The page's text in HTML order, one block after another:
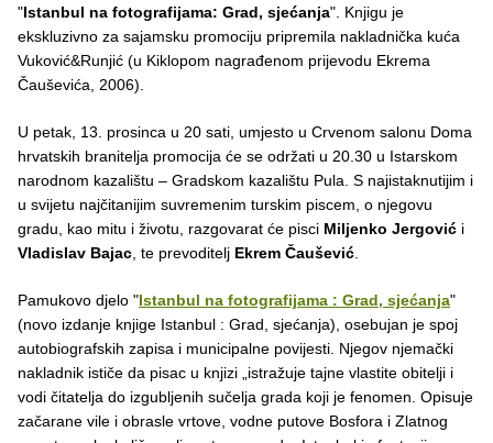
"Istanbul na fotografijama: Grad, sjećanja". Knjigu je
ekskluzivno za sajamsku promociju pripremila nakladnička kuća
Vuković&Runjić (u Kiklopom nagrađenom prijevodu Ekrema
Čauševića, 2006).
U petak, 13. prosinca u 20 sati, umjesto u Crvenom salonu Doma
hrvatskih branitelja promocija će se održati u 20.30 u Istarskom
narodnom kazalištu – Gradskom kazalištu Pula. S najistaknutijim i
u svijetu najčitanijim suvremenim turskim piscem, o njegovu
gradu, kao mitu i životu, razgovarat će pisci Miljenko Jergović i
Vladislav Bajac , te prevoditelj Ekrem Čaušević
Pamukovo djelo "Istanbul na fotografijama : Grad, sjećanja"
(novo izdanje knjige Istanbul : Grad, sjećanja), osebujan je spoj
autobiografskih zapisa i municipalne povijesti. Njegov njemački
nakladnik ističe da pisac u knjizi „istražuje tajne vlastite obitelji i
vodi čitatelja do izgubljenih sučelja grada koji je fenomen. Opisuje
začarane vile i obrasle vrtove, vodne putove Bosfora i Zlatnog